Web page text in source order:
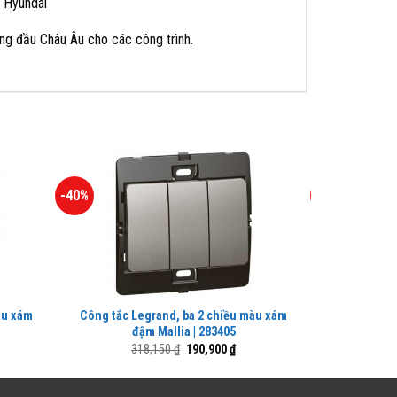
đầu Châu Âu cho các công trình.
xám
-40%
Công tắc Legrand, ba 2 chiều màu xám
đậm Mallia | 283405
318,150₫ Giá
190,900₫Giá
hiện